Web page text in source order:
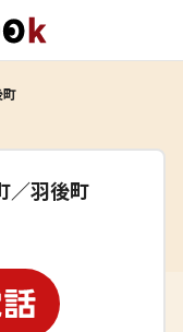
町
／羽後町